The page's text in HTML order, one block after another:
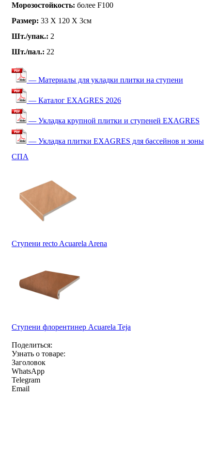
Морозостойкость: более F100
Размер: 33 Х 120 Х 3см
Шт./упак.: 2
Шт./пал.: 22
— Материалы для укладки плитки на ступени
— Каталог EXAGRES 2026
— Укладка крупной плитки и ступеней EXAGRES
— Укладка плитки EXAGRES для бассейнов и зоны
СПА
Ступени recto Acuarela Arena
Ступени флорентинер Acuarela Teja
Поделиться:
Узнать о товаре:
Заголовок
WhatsApp
Telegram
Email